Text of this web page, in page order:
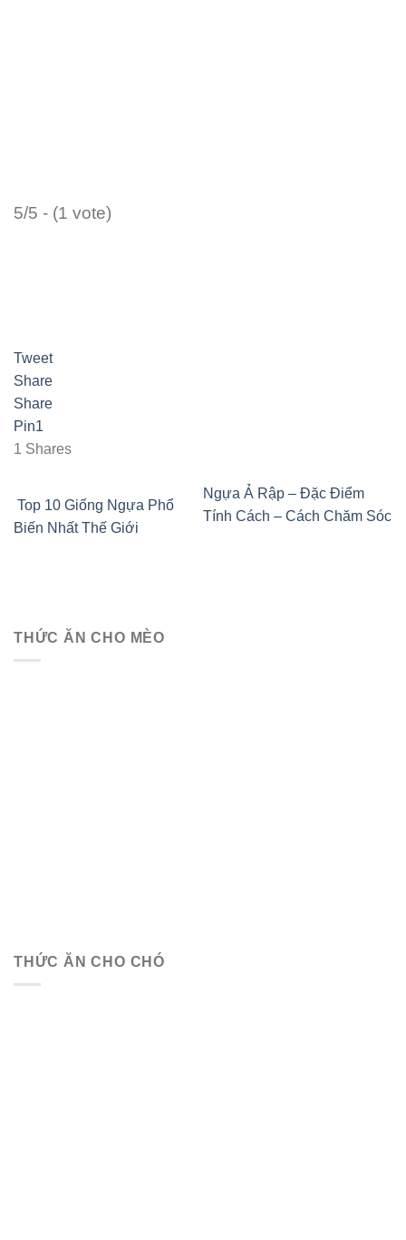
5/5 - (1 vote)
Tweet
Share
Share
Pin1
1 Shares
Top 10 Giống Ngựa Phổ
Biến Nhất Thế Giới
Ngựa Ả Rập – Đặc Điểm
Tính Cách – Cách Chăm Sóc
THỨC ĂN CHO MÈO
THỨC ĂN CHO CHÓ